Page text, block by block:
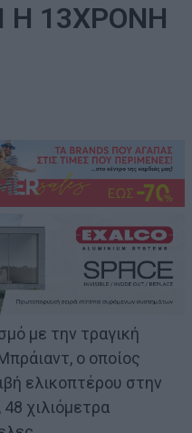
Η 13ΧΡΟΝΗ
με την τραγική
ο οποίος
ελικοπτέρου στην
χιλιόμετρα